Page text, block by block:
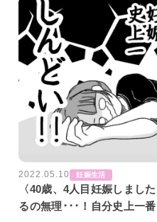
2022.05.10 妊娠生活
〈40歳、4人目妊娠しまし
るの無理･･･！自分史上一